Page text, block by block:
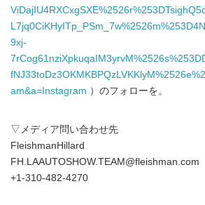
9xj-
am&a=Instagram ）のフォローを。
▽メディア問い合わせ先
FleishmanHillard
FH.LAAUTOSHOW.TEAM@fleishman.com
+1-310-482-4270